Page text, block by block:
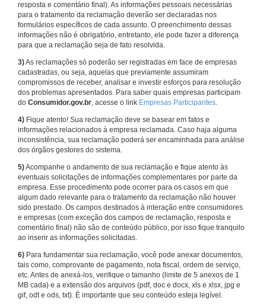
resposta e comentário final). As informações pessoais necessárias
para o tratamento da reclamação deverão ser declaradas nos
formulários específicos de cada assunto. O preenchimento dessas
informações não é obrigatório, entretanto, ele pode fazer a diferença
para que a reclamação seja de fato resolvida.
3)As reclamações só poderão ser registradas em face de empresas
cadastradas, ou seja, aquelas que previamente assumiram
compromissos de receber, analisar e investir esforços para resolução
dos problemas apresentados. Para saber quais empresas participam
do Consumidor.gov.br, acesse o link Empresas Participantes.
4) Fique atento! Sua reclamação deve se basear em fatos e
informações relacionados à empresa reclamada. Caso haja alguma
inconsistência, sua reclamação poderá ser encaminhada para análise
dos órgãos gestores do sistema.
5)Acompanhe o andamento de sua reclamação e fique atento às
eventuais solicitações de informações complementares por parte da
empresa. Esse procedimento pode ocorrer para os casos em que
algum dado relevante para o tratamento da reclamação não houver
sido prestado. Os campos destinados à interação entre consumidores
e empresas (com exceção dos campos de reclamação, resposta e
comentário final) não são de conteúdo público, por isso fique tranquilo
ao inserir as informações solicitadas.
6) Para fundamentar sua reclamação, você pode anexar documentos,
tais como, comprovante de pagamento, nota fiscal, ordem de serviço,
etc. Antes de anexá-los, verifique o tamanho (limite de 5 anexos de 1
MB cada) e a extensão dos arquivos (pdf, doc e docx, xls e xlsx, jpg e
gif, odt e ods, txt). É importante que seu conteúdo esteja legível.